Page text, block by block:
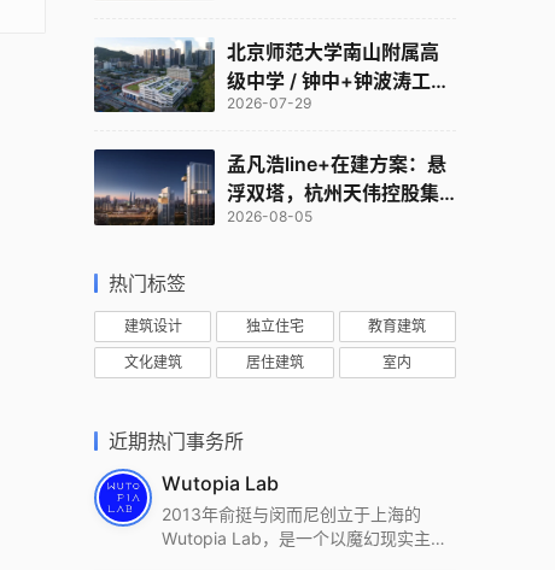
北京师范大学南山附属高
级中学 / 钟中+钟波涛工作
室
2026-07-29
孟凡浩line+在建方案：悬
浮双塔，杭州天伟控股集
团总部
2026-08-05
热门标签
建筑设计 独立住宅 教育建筑
文化建筑 居住建筑 室内
近期热门事务所
Wutopia Lab
2013年俞挺与闵而尼创立于上海的
Wutopia Lab，是一个以魔幻现实主